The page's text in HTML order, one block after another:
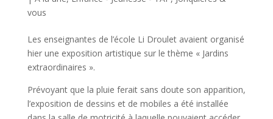
vous
Les enseignantes de l’école Li Droulet avaient organisé
hier une exposition artistique sur le thème « Jardins
extraordinaires ».
Prévoyant que la pluie ferait sans doute son apparition,
l’exposition de dessins et de mobiles a été installée